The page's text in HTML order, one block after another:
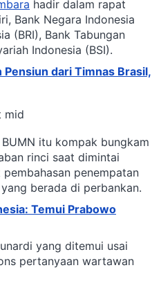
hadir dalam rapat
Bank Negara Indonesia
(BRI), Bank Tabungan
Indonesia (BSI).
Pensiun dari Timnas Brasil,
mid
itu kompak bungkam
rinci saat dimintai
penempatan
berada di perbankan.
Temui Prabowo
yang ditemui usai
pertanyaan wartawan